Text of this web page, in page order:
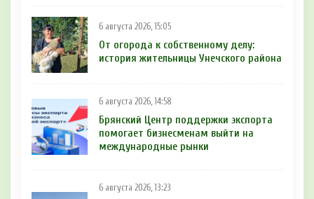
6 августа 2026, 15:05
От огорода к собственному делу:
история жительницы Унечского района
6 августа 2026, 14:58
Брянский Центр поддержки экспорта
помогает бизнесменам выйти на
международные рынки
6 августа 2026, 13:23